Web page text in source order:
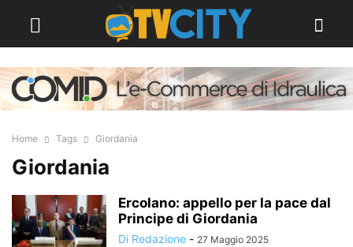
Home Tags Giordania
Giordania
Ercolano: appello per la pace dal
Principe di Giordania
Di Redazione - 27 Maggio 2025